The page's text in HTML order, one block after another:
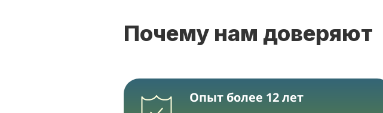
Почему нам доверяют
Опыт более 12 лет